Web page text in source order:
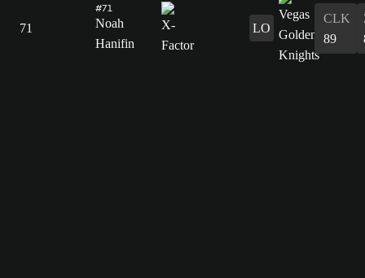
71
#71
Noah
Hanifin
LO
CLK
89